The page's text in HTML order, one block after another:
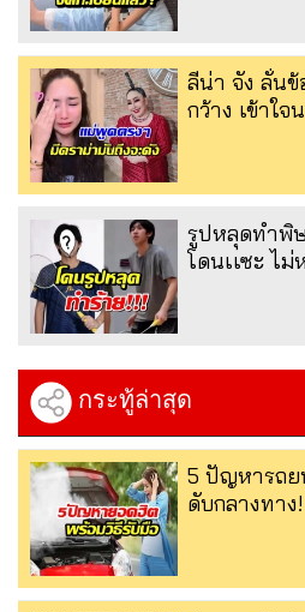
ลีน่า จัง ลั่นข้
กว้าง เข้าใจ
รูปหลุดทำพิ
โดนเเซะ ไ
กระทู้ล่าสุด
5 ปัญหารถย
ดับกลางทาง!